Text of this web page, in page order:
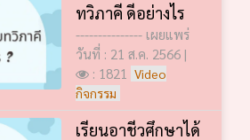
ทวิภาคี ดีอย่างไร
--------------- เผยแพร่
วันที่ : 21 ส.ค. 2566 |
: 1821
Video
กิจกรรม
เรียนอาชีวศึกษาได้